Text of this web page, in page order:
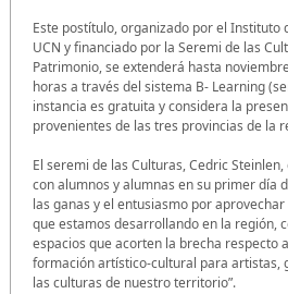
Este postítulo, organizado por el Instituto
UCN y financiado por la Seremi de las
Patrimonio, se extenderá hasta
horas a través del sistema B- Learning
instancia es gratuita y considera la
provenientes de las tres provincias de la
El seremi de las Culturas, Cedric
con alumnos y alumnas en su primer día
las ganas y el entusiasmo por
que estamos desarrollando en la región,
espacios que acorten la brecha respecto
formación artístico-cultural para artistas,
las culturas de nuestro territorio”.